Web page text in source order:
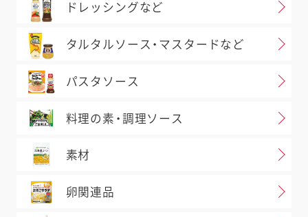
ドレッシングなど
タルタルソース・マスタードなど
パスタソース
料理の素・調理ソース
素材
卵関連品